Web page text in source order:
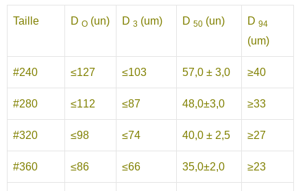
Taille D O (un) D 3 (um) D 50 (un) D 94
(um)
#240 ≤127 ≤103 57,0 ± 3,0 ≥40
#280 ≤112 ≤87 48,0±3,0 ≥33
#320 ≤98 ≤74 40,0 ± 2,5 ≥27
#360 ≤86 ≤66 35,0±2,0 ≥23